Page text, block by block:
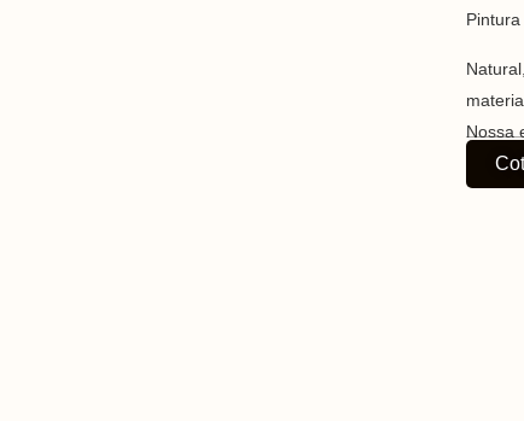
Nossa